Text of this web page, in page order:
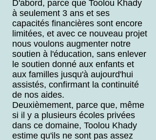
D'abord, parce que Toolou Khady
à seulement 3 ans et ses
capacités financières sont encore
limitées, et avec ce nouveau projet
nous voulons augmenter notre
soutien à l'éducation, sans enlever
le soutien donné aux enfants et
aux familles jusqu'à aujourd'hui
assistés, confirmant la continuité
de nos aides.
Deuxièmement, parce que, même
si il y a plusieurs écoles privées
dans ce domaine, Toolou Khady
estime qu'ils ne sont pas assez